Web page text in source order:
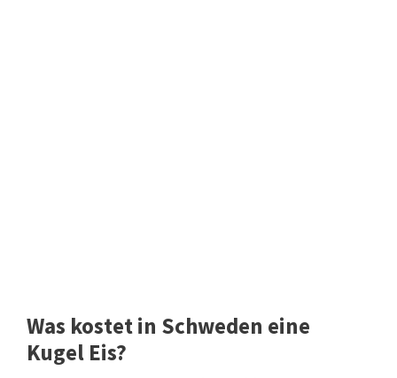
Was kostet in Schweden eine
Kugel Eis?